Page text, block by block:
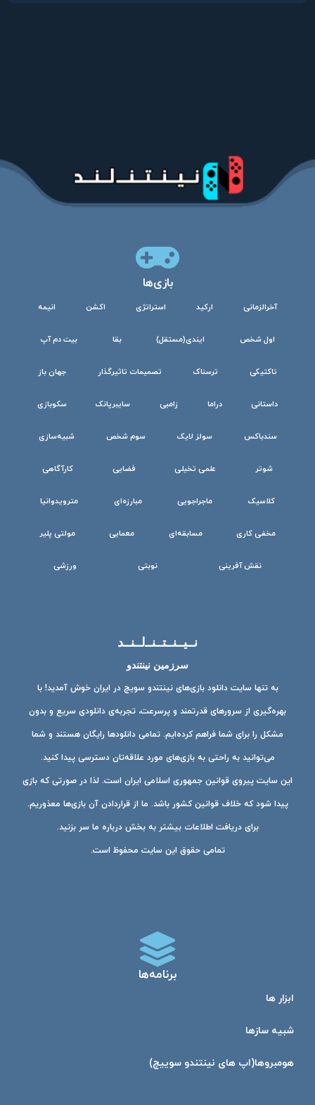
بازی‌ها
آخرالزمانی ارکید استراتژی اکشن انیمه
اول شخص ایندی(مستقل) بقا بیت دم آپ
تاکتیکی ترسناک تصمیمات تاثیرگذار جهان باز
داستانی دراما زامبی سایبرپانک سکوبازی
سندباکس سولز لایک سوم شخص شبیه‌سازی
شوتر علمی تخیلی فضایی کارآگاهی
کلاسیک ماجراجویی مبارزه‌ای مترویدوانیا
مخفی کاری مسابقه‌ای معمایی مولتی پلیر
نقش آفرینی نوبتی ورزشی
نــیــنــتــنــ‌لــنــد
سرزمین نینتندو
به تنها سایت دانلود بازی‌های نینتندو سویچ در ایران خوش آمدید! با
بهره‌گیری از سرورهای قدرتمند و پرسرعت، تجربه‌ی دانلودی سریع و بدون
مشکل را برای شما فراهم کرده‌ایم. تمامی دانلودها رایگان هستند و شما
می‌توانید به راحتی به بازی‌های مورد علاقه‌تان دسترسی پیدا کنید.
این سایت پیروی قوانین جمهوری اسلامی ایران است. لذا در صورتی که بازی
پیدا شود که خلاف قوانین کشور باشد. ما از قراردادن آن بازی‌ها معذوریم.
برای دریافت اطلاعات بیشتر به بخش درباره ما سر بزنید.
تمامی حقوق این سایت محفوظ است.
برنامه‌ها
ابزار ها
شبیه ساز‌ها
هومبرو‌ها(اپ های نینتندو سوییچ)